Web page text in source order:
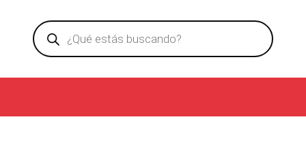
contenido
Products
search